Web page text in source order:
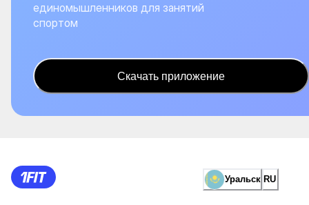
единомышленников для занятий
спортом
Скачать приложение
Уральск RU